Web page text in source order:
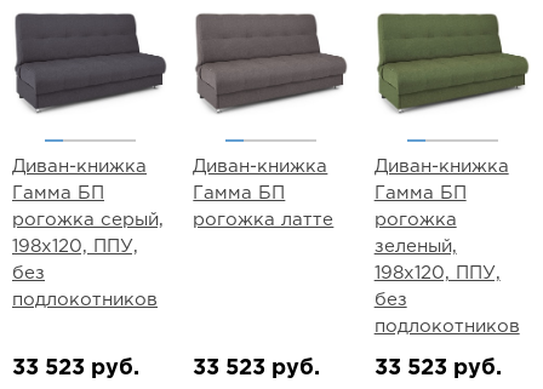
Диван-книжка
Гамма БП
рогожка серый,
198х120, ППУ,
без
подлокотников
33 523 руб.
Диван-книжка
Гамма БП
рогожка латте
33 523 руб.
Диван-книжка
Гамма БП
рогожка
зеленый,
198х120, ППУ,
без
подлокотников
33 523 руб.